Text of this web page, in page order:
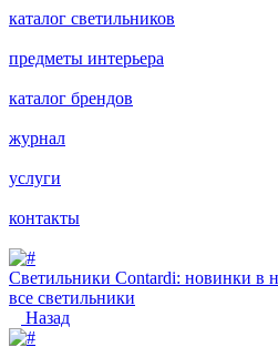
каталог светильников
предметы интерьера
каталог брендов
журнал
услуги
контакты
Светильники Contardi: новинки в
все светильники
Назад